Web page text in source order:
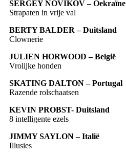
SERGEY NOVIKOV – Oekraïne
Strapaten in vrije val
BERTY BALDER – Duitsland
Clownerie
JULIEN HORWOOD – België
Vrolijke honden
SKATING DALTON – Portugal
Razende rolschaatsen
KEVIN PROBST- Duitsland
8 intelligente ezels
JIMMY SAYLON – Italië
Illusies